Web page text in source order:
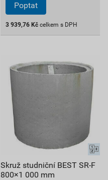
Poptat
3 939,76 Kč celkem s DPH
Skruž studniční BEST SR-F
800×1 000 mm